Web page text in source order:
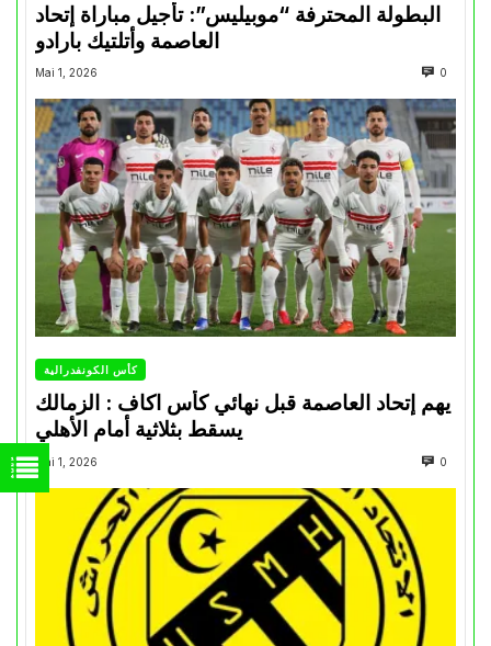
البطولة المحترفة “موبيليس”: تأجيل مباراة إتحاد
العاصمة وأتلتيك بارادو
Mai 1, 2026 0
كأس الكونفدرالية
يهم إتحاد العاصمة قبل نهائي كأس اكاف : الزمالك
Mai 1, 2026 0